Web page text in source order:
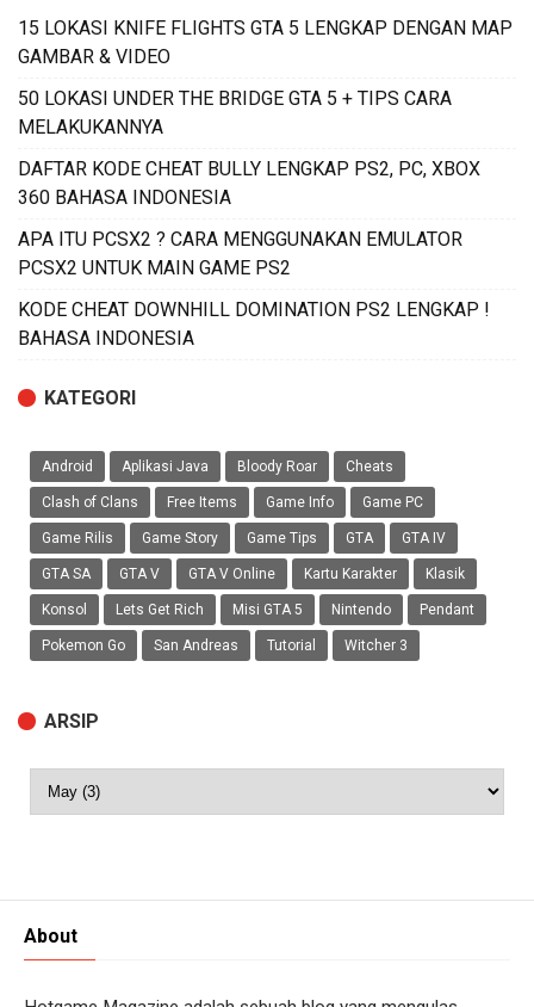
15 LOKASI KNIFE FLIGHTS GTA 5 LENGKAP DENGAN MAP
GAMBAR & VIDEO
50 LOKASI UNDER THE BRIDGE GTA 5 + TIPS CARA
MELAKUKANNYA
DAFTAR KODE CHEAT BULLY LENGKAP PS2, PC, XBOX
360 BAHASA INDONESIA
APA ITU PCSX2 ? CARA MENGGUNAKAN EMULATOR
PCSX2 UNTUK MAIN GAME PS2
KODE CHEAT DOWNHILL DOMINATION PS2 LENGKAP !
BAHASA INDONESIA
KATEGORI
Android Aplikasi Java Bloody Roar Cheats
Clash of Clans Free Items Game Info Game PC
Game Rilis Game Story Game Tips GTA GTA IV
GTA SA GTA V GTA V Online Kartu Karakter Klasik
Konsol Lets Get Rich Misi GTA 5 Nintendo Pendant
Pokemon Go San Andreas Tutorial Witcher 3
ARSIP
About